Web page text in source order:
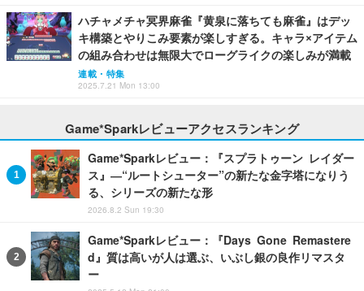
ハチャメチャ冥界麻雀『黄泉に落ちても麻雀』はデッ
キ構築とやりこみ要素が楽しすぎる。キャラ×アイテム
の組み合わせは無限大でローグライクの楽しみが満載
連載・特集
2025.7.21 Mon 13:00
Game*Sparkレビューアクセスランキング
Game*Sparkレビュー：『スプラトゥーン レイダー
ス』―“ルートシューター”の新たな金字塔になりう
る、シリーズの新たな形
2026.8.2 Sun 19:30
Game*Sparkレビュー：『Days Gone Remastere
d』質は高いが人は選ぶ、いぶし銀の良作リマスタ
ー